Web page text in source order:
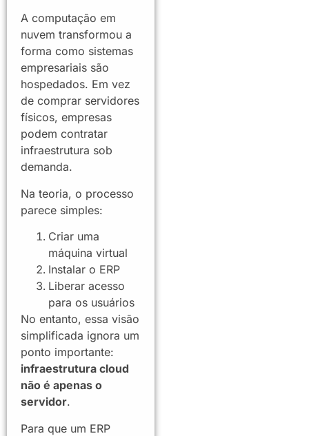
A computação em
nuvem transformou a
forma como sistemas
empresariais são
hospedados. Em vez
de comprar servidores
físicos, empresas
podem contratar
infraestrutura sob
demanda.
Na teoria, o processo
parece simples:
Criar uma
máquina virtual
Instalar o ERP
Liberar acesso
para os usuários
No entanto, essa visão
simplificada ignora um
ponto importante:
infraestrutura cloud
não é apenas o
servidor.
Para que um ERP